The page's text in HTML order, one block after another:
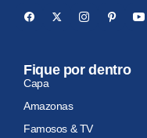
Fique por dentro
Capa
Amazonas
Famosos & TV